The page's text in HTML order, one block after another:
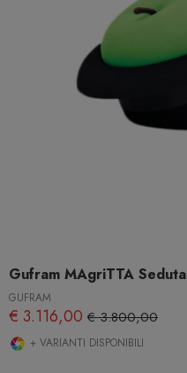
Gufram MAgriTTA Seduta
GUFRAM
€ 3.116,00 € 3.800,00
+ VARIANTI DISPONIBILI